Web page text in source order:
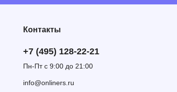
Контакты
+7 (495) 128-22-21
Пн-Пт с 9:00 до 21:00
info@onliners.ru